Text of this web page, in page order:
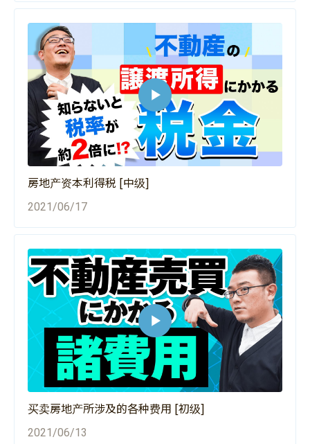
房地产资本利得税 [中级]
2021/06/17
买卖房地产所涉及的各种费用 [初级]
2021/06/13